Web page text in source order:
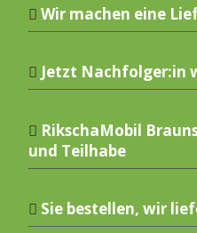
Wir machen eine
Jetzt Nachfolger:in
RikschaMobil
und Teilhabe
Sie bestellen, wir